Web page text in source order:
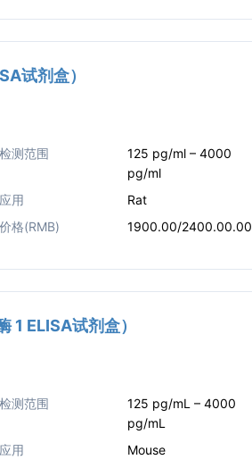
试剂盒）
检测范围
125 pg/ml – 4000
pg/ml
应用
Rat
价格(RMB) 1900.00/2400.00.00
1 ELISA试剂盒）
检测范围
125 pg/mL – 4000
pg/mL
应用
Mouse